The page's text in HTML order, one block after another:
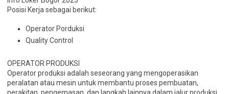
Posisi Kerja sebagai berikut:
Operator Porduksi
Quality Control
OPERATOR PRODUKSI
Operator produksi adalah seseorang yang mengoperasikan
peralatan atau mesin untuk membantu proses pembuatan,